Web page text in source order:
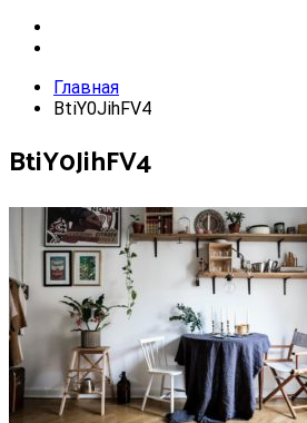
Главная
BtiY0JihFV4
BtiY0JihFV4